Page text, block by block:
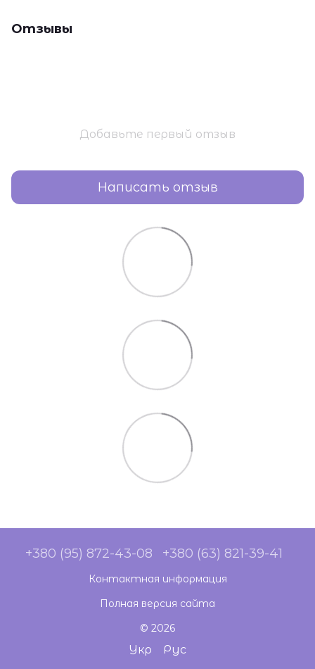
Отзывы
Добавьте первый отзыв
Написать отзыв
+380 (95) 872-43-08 +380 (63) 821-39-41
Контактная информация
Полная версия сайта
© 2026
Укр Рус